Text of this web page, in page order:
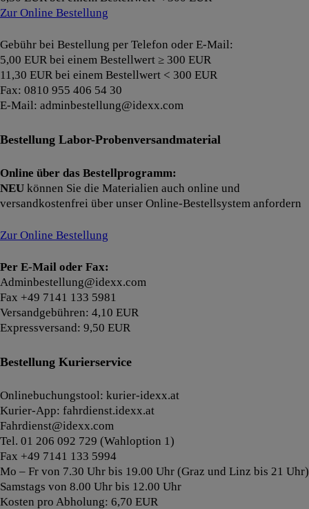
Zur Online Bestellung
Gebühr bei Bestellung per Telefon oder E-Mail:
5,00 EUR bei einem Bestellwert ≥ 300 EUR
11,30 EUR bei einem Bestellwert < 300 EUR
Fax: 0810 955 406 54 30
E-Mail: adminbestellung@idexx.com
Bestellung Labor-Probenversandmaterial
Online über das Bestellprogramm:
NEU können Sie die Materialien auch online und
versandkostenfrei über unser Online-Bestellsystem anfordern
Zur Online Bestellung
Per E-Mail oder Fax:
Adminbestellung@idexx.com
Fax +49 7141 133 5981
Versandgebühren: 4,10 EUR
Expressversand: 9,50 EUR
Bestellung Kurierservice
Onlinebuchungstool: kurier-idexx.at
Kurier-App: fahrdienst.idexx.at
Fahrdienst@idexx.com
Tel. 01 206 092 729 (Wahloption 1)
Fax +49 7141 133 5994
Mo – Fr von 7.30 Uhr bis 19.00 Uhr (Graz und Linz bis 21 Uhr)
Samstags von 8.00 Uhr bis 12.00 Uhr
Kosten pro Abholung: 6,70 EUR